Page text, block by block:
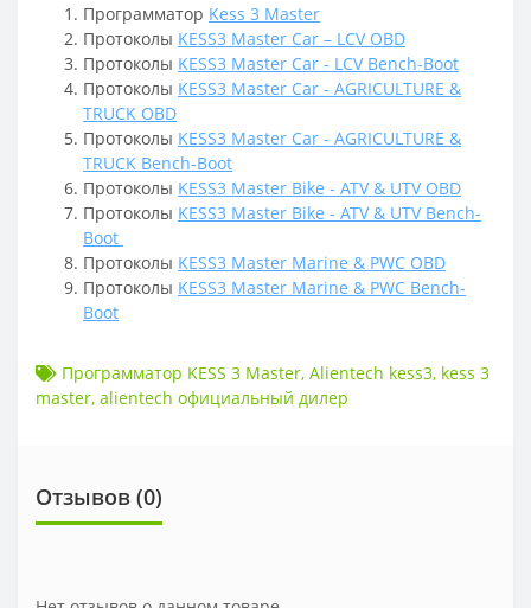
Программатор Kess 3 Master
Протоколы KESS3 Master Car – LCV OBD
Протоколы KESS3 Master Car - LCV Bench-Boot
Протоколы KESS3 Master Car - AGRICULTURE &
TRUCK OBD
Протоколы KESS3 Master Car - AGRICULTURE &
TRUCK Bench-Boot
Протоколы KESS3 Master Bike - ATV & UTV OBD
Протоколы KESS3 Master Bike - ATV & UTV Bench-
Boot
Протоколы KESS3 Master Marine & PWC OBD
Протоколы KESS3 Master Marine & PWC Bench-
Boot
Программатор KESS 3 Master, Alientech kess3, kess 3
master, alientech официальный дилер
Отзывов (0)